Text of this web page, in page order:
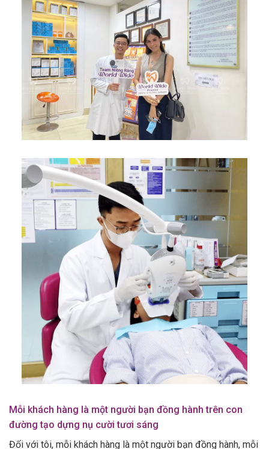
Mỗi khách hàng là một người bạn đồng hành trên con
đường tạo dựng nụ cười tươi sáng
Đối với tôi, mỗi khách hàng là một người bạn đồng hành, mỗi